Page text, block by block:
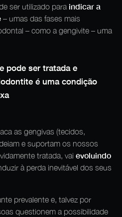
ser utilizado para indicar a
– umas das fases mais
– como a gengivite – uma
pode ser tratada e
é uma condição
as gengivas (tecidos,
e suportam os nossos
tratada, vai evoluindo
à perda inevitável dos seus
prevalente e, talvez por
questionem a possibilidade